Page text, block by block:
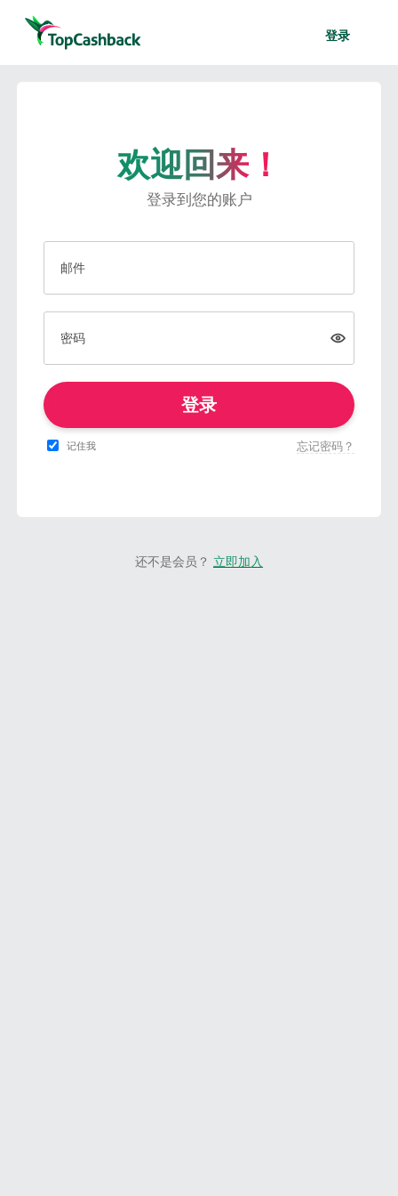
登录
欢迎回来！
登录到您的账户
邮件
密码
登录
记住我 忘记密码？
还不是会员？ 立即加入